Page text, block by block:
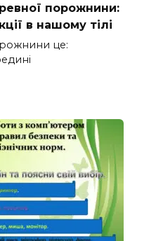
порожнини:
в нашому тілі
це: